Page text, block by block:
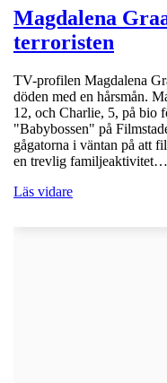
Magdalena
terroristen
TV-profilen Magdalena
döden med en hårsmån.
12, och Charlie, 5, på bio
"Babybossen" på
gågatorna i väntan på att
en trevlig familjeaktivitet…
Läs vidare